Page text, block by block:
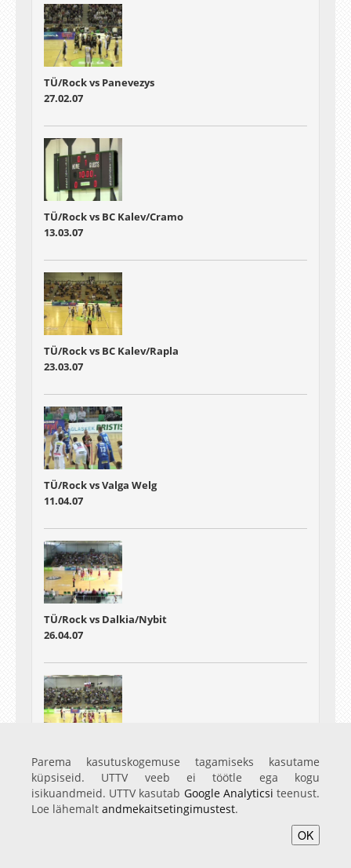
TÜ/Rock vs Panevezys
27.02.07
TÜ/Rock vs BC Kalev/Cramo
13.03.07
TÜ/Rock vs BC Kalev/Rapla
23.03.07
TÜ/Rock vs Valga Welg
11.04.07
TÜ/Rock vs Dalkia/Nybit
26.04.07
02.05.07
Parema kasutuskogemuse tagamiseks kasutame
küpsiseid. UTTV veeb ei töötle ega kogu
isikuandmeid. UTTV kasutab Google Analyticsi teenust.
Loe lähemalt andmekaitsetingimustest.
OK